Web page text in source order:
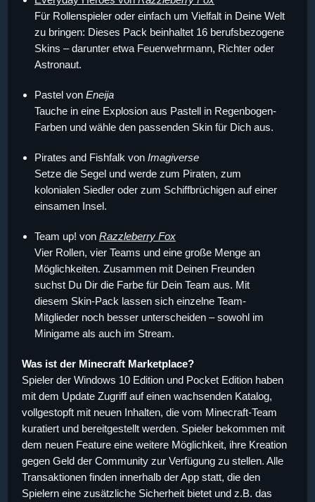
Für Rollenspieler oder einfach um Vielfalt in Deine Welt
zu bringen: Dieses Pack beinhaltet 16 berufsbezogene
Skins – darunter etwa Feuerwehrmann, Richter oder
Astronaut.
Pastel von Eneija
Tauche in eine Explosion aus Pastell in Regenbogen-
Farben und wähle den passenden Skin für Dich aus.
Pirates and Fishfalk von Imagiverse
Setze die Segel und werde zum Piraten, zum
kolonialen Siedler oder zum Schiffbrüchigen auf einer
einsamen Insel.
Team up! von Razzleberry Fox
Vier Rollen, vier Teams und eine große Menge an
Möglichkeiten. Zusammen mit Deinen Freunden
suchst Du Dir die Farbe für Dein Team aus. Mit
diesem Skin-Pack lassen sich einzelne Team-
Mitglieder noch besser unterscheiden – sowohl im
Minigame als auch im Stream.
Was ist der Minecraft Marketplace?
Spieler der Windows 10 Edition und Pocket Edition haben
mit dem Update Zugriff auf einen wachsenden Katalog,
vollgestopft mit neuen Inhalten, die vom Minecraft-Team
kuratiert und bereitgestellt werden. Spieler bekommen mit
dem neuen Feature eine weitere Möglichkeit, ihre Kreation
gegen Geld der Community zur Verfügung zu stellen. Alle
Transaktionen finden innerhalb der App statt, die den
Spielern eine zusätzliche Sicherheit bietet und z.B. das